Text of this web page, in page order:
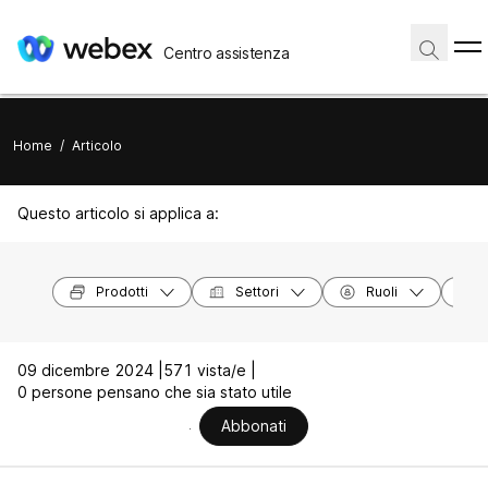
Centro assistenza
Home / Articolo
Questo articolo si applica a:
Prodotti Settori Ruoli
09 dicembre 2024 | 571 vista/e |
0 persone pensano che sia stato utile
Abbonati